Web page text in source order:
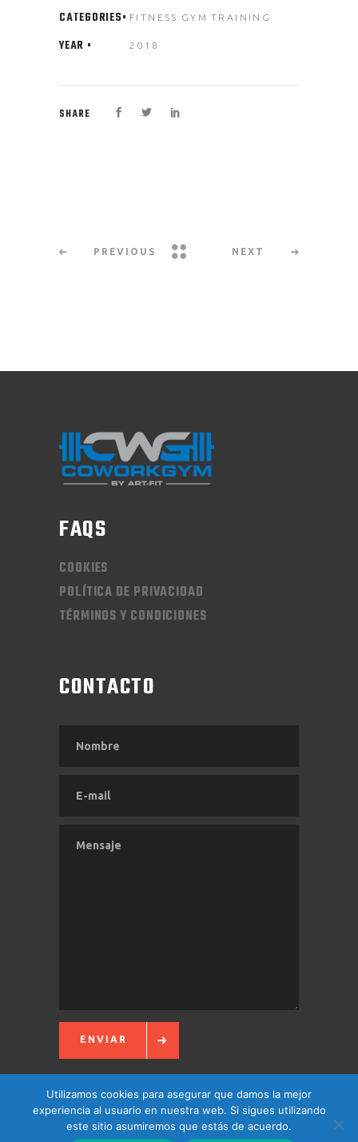
CATEGORIES FITNESS GYM TRAINING
YEAR 2018
SHARE
PREVIOUS NEXT
FAQS
COOKIES
POLÍTICA DE PRIVACIDAD
TÉRMINOS Y CONDICIONES
CONTACTO
ENVIAR
Utilizamos cookies para asegurar que damos la mejor
experiencia al usuario en nuestra web. Si sigues utilizando
este sitio asumiremos que estás de acuerdo.